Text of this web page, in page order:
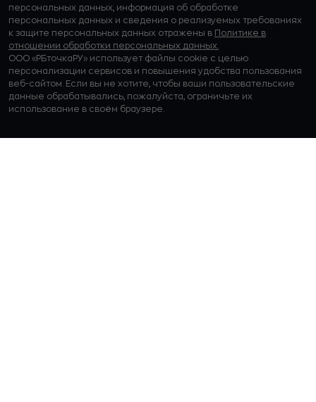
персональных данных, информация об обработке
персональных данных и сведения о реализуемых требованиях
к защите персональных данных отражены в
Политике в
отношении обработки персональных данных.
ООО «РБточкаРУ» использует файлы cookie с целью
персонализации сервисов и повышения удобства пользования
веб-сайтом. Если вы не хотите, чтобы ваши пользовательские
данные обрабатывались, пожалуйста, ограничьте их
использование в своём браузере.